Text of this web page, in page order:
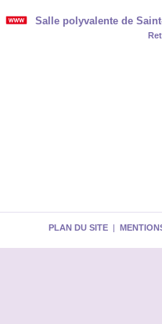
Salle polyvalente de
PLAN DU SITE |